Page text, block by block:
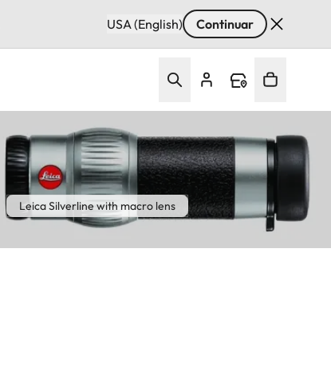
USA (English) Continuar
Leica Silverline with macro lens